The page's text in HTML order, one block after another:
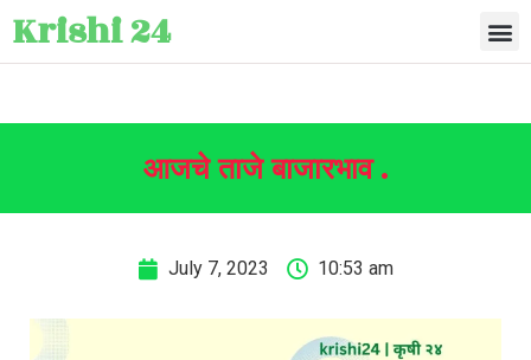
Krishi 24
आजचे ताजे बाजारभाव .
July 7, 2023 10:53 am